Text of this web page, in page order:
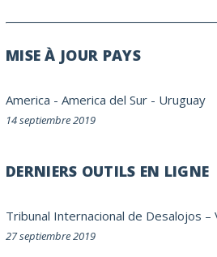
MISE À JOUR PAYS
America - America del Sur - Uruguay
14 septiembre 2019
DERNIERS OUTILS EN LIGNE
Tribunal Internacional de Desalojos –
27 septiembre 2019